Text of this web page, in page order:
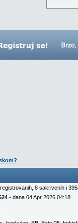
8 sakrivenih i
- dana 04 Apr 2026 04:18